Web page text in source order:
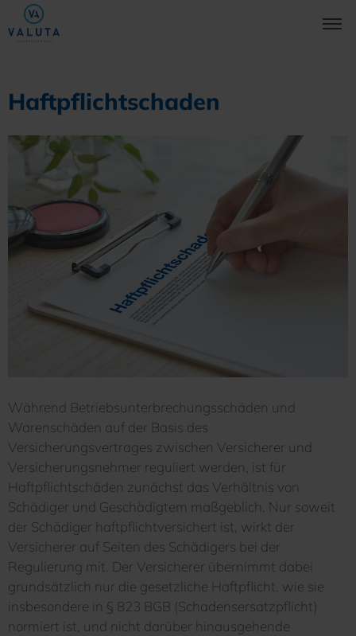
Haftpflichtschaden
Während Betriebsunterbrechungsschäden und
Warenschäden auf der Basis des
Versicherungsvertrages zwischen Versicherer und
Versicherungsnehmer reguliert werden, ist für
Haftpflichtschäden zunächst das Verhältnis von
Schädiger und Geschädigtem maßgeblich. Nur soweit
der Schädiger haftpflichtversichert ist, wirkt der
Versicherer auf Seiten des Schädigers bei der
Regulierung mit. Der Versicherer übernimmt dabei
grundsätzlich nur die gesetzliche Haftpflicht, wie sie
insbesondere in § 823 BGB (Schadensersatzpflicht)
normiert ist, und nicht darüber hinausgehende